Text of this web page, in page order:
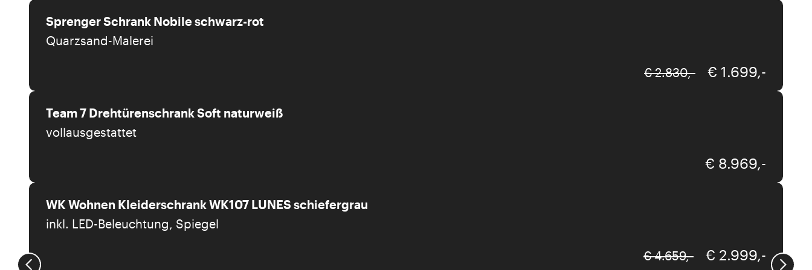
Sprenger Schrank Nobile schwarz-rot
Quarzsand-Malerei
€ 2.830,- € 1.699,-
Team 7
Team 7 Drehtürenschrank Soft naturweiß
vollausgestattet
€ 8.969,-
WK-Wohnen
WK Wohnen Kleiderschrank WK107 LUNES schiefergrau
inkl. LED-Beleuchtung, Spiegel
€ 4.659,- € 2.999,-
Interliving